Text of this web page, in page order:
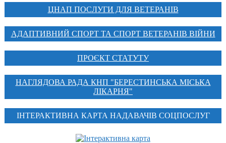
ЦНАП ПОСЛУГИ ДЛЯ ВЕТЕРАНІВ
АДАПТИВНИЙ СПОРТ ТА СПОРТ ВЕТЕРАНІВ ВІЙНИ
ПРОЄКТ СТАТУТУ
НАГЛЯДОВА РАДА КНП "БЕРЕСТИНСЬКА МІСЬКА
ЛІКАРНЯ"
ІНТЕРАКТИВНА КАРТА НАДАВАЧІВ СОЦПОСЛУГ